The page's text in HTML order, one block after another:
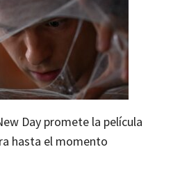
Day promete la película
hasta el momento